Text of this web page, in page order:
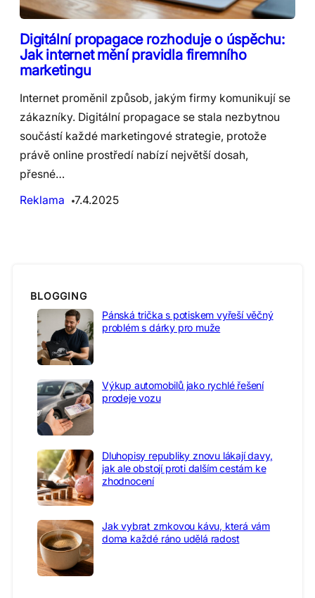
Digitální propagace rozhoduje o úspěchu:
Jak internet mění pravidla firemního
marketingu
Internet proměnil způsob, jakým firmy komunikují se
zákazníky. Digitální propagace se stala nezbytnou
součástí každé marketingové strategie, protože
právě online prostředí nabízí největší dosah,
přesné…
Reklama
7.4.2025
BLOGGING
Pánská trička s potiskem vyřeší věčný
problém s dárky pro muže
Výkup automobilů jako rychlé řešení
prodeje vozu
Dluhopisy republiky znovu lákají davy,
jak ale obstojí proti dalším cestám ke
zhodnocení
Jak vybrat zrnkovou kávu, která vám
doma každé ráno udělá radost